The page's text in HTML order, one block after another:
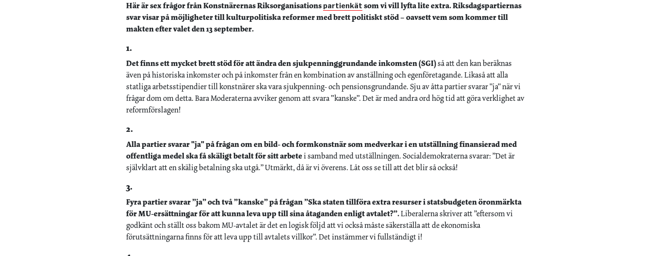
Här är sex frågor från Konstnärernas Riksorganisations partienkät som vi vill lyfta lite extra. Riksdagspartiernas
svar visar på möjligheter till kulturpolitiska reformer med brett politiskt stöd – oavsett vem som kommer till
makten efter valet den 13 september.
1.
Det finns ett mycket brett stöd för att ändra den sjukpenninggrundande inkomsten (SGI)så att den kan beräknas
även på historiska inkomster och på inkomster från en kombination av anställning och egenföretagande. Likaså att alla
statliga arbetsstipendier till konstnärer ska vara sjukpenning- och pensionsgrundande. Sju av åtta partier svarar "ja" när vi
frågar dom om detta. Bara Moderaterna avviker genom att svara ”kanske”. Det är med andra ord hög tid att göra verklighet av
reformförslagen!
2.
Alla partier svarar "ja" på frågan om en bild- och formkonstnär som medverkar i en utställning finansierad med
offentliga medel ska få skäligt betalt för sitt arbetei samband med utställningen. Socialdemokraterna svarar: ”Det är
självklart att en skälig betalning ska utgå.” Utmärkt, då är vi överens. Låt oss se till att det blir så också!
3.
Fyra partier svarar ”ja” och två ”kanske” på frågan ”Ska staten tillföra extra resurser i statsbudgeten öronmärkta
för MU-ersättningar för att kunna leva upp till sina åtaganden enligt avtalet?”.Liberalerna skriver att ”eftersom vi
godkänt och ställt oss bakom MU-avtalet är det en logisk följd att vi också måste säkerställa att de ekonomiska
förutsättningarna finns för att leva upp till avtalets villkor”. Det instämmer vi fullständigt i!